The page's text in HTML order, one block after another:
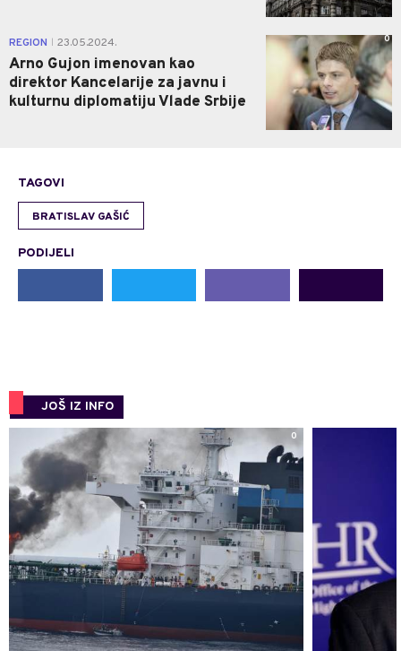
REGION 23.05.2024.
Arno Gujon imenovan kao
direktor Kancelarije za javnu i
kulturnu diplomatiju Vlade Srbije
0
TAGOVI
BRATISLAV GAŠIĆ
PODIJELI
JOŠ IZ INFO
0